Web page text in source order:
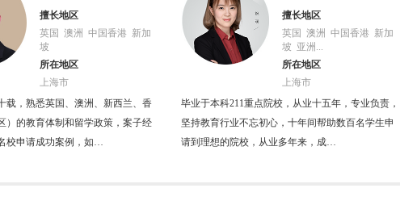
擅长地区
英国 澳洲 中国香港 新加
坡
所在地区
上海市
载，熟悉英国、澳洲、新西兰、香
）的教育体制和留学政策，案子经
校申请成功案例，如…
擅长地区
英国 澳洲 中国香港 新加
坡 亚洲...
所在地区
上海市
毕业于本科211重点院校，从业十五年，专业负责，
坚持教育行业不忘初心，十年间帮助数百名学生申
请到理想的院校，从业多年来，成…